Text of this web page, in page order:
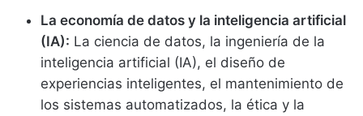
La economía de datos y la inteligencia artificial
(IA): La ciencia de datos, la ingeniería de la
inteligencia artificial (IA), el diseño de
experiencias inteligentes, el mantenimiento de
los sistemas automatizados, la ética y la